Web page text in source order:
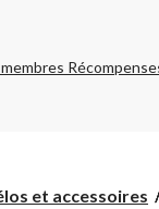
et accessoires